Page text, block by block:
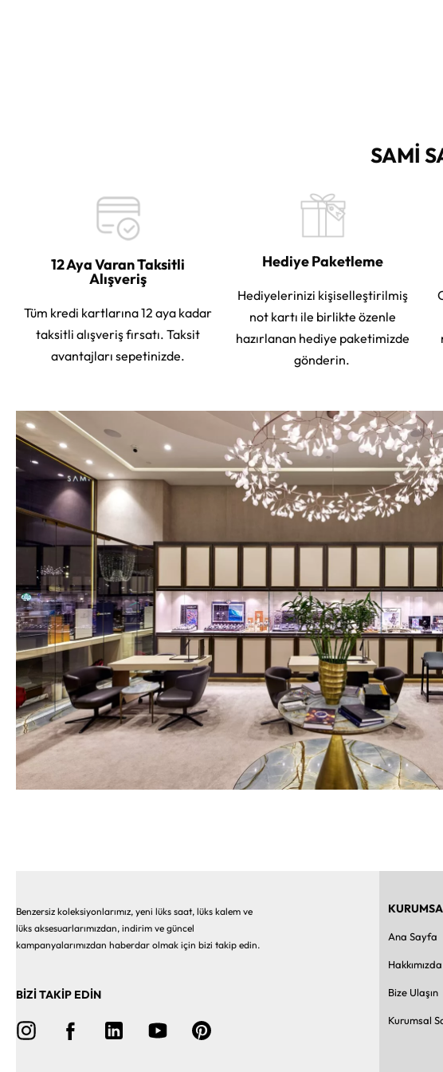
SAMİ
12 Aya Varan Taksitli
Alışveriş
Tüm kredi kartlarına 12 aya kadar
taksitli alışveriş fırsatı. Taksit
avantajları sepetinizde.
Hediye Paketleme
Hediyelerinizi kişiselleştirilmiş
not kartı ile birlikte özenle
hazırlanan hediye paketimizde
gönderin.
Benzersiz koleksiyonlarımız, yeni lüks saat, lüks kalem ve
lüks aksesuarlarımızdan, indirim ve güncel
kampanyalarımızdan haberdar olmak için bizi takip edin.
BİZİ TAKİP EDİN
Ana Sayfa
Hakkımızda
Bize Ulaşın
Kurumsal